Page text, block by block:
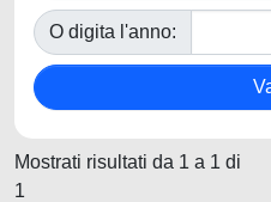
O digita l'anno:
Mostrati risultati da 1 a 1 di
1